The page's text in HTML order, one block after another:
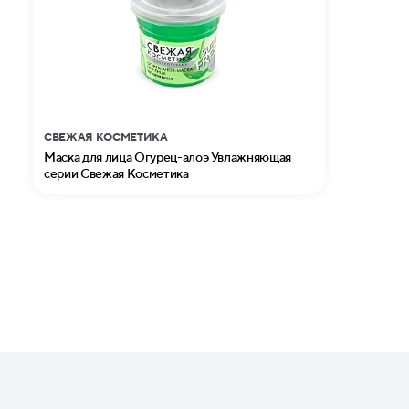
СВЕЖАЯ КОСМЕТИКА
Маска для лица Огурец-алоэ Увлажняющая
серии Свежая Косметика